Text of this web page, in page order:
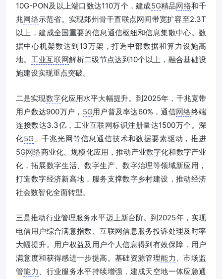
10G-PON及以上端口数达110万个，建成5G精品网络和千
兆网络示范省。实现郑州骨干直联点网间带宽扩容至2.3T
以上，建成全国重要的信息通信枢纽和信息集散中心。数
据中心机架数达到13万架，打造中部数据和算力设施高
地。 工业互联网解析二级节点达到10个以上，融合基础设
施建设实现重点突破。
二是实现数字化应用水平大幅提升。到2025年，千兆宽带
用户数达900万户， 5G用户普及率达60%，通信网络终端
连接数达3.3亿， 工业互联网标识注册量达1500万个。深
化5G、千兆光网等信息通信技术和数据要素驱动，推进
5G网络商业化、规模化应用，推动产业数字化和数字产业
化，拓展数字生活、数字生产、数字治理等领域新应用，
打造数字经济新高地，服务支撑数字乡村建设，推动经济
社会数智化全面转型。
三是推动行业管理服务水平迈上新台阶。到2025年，实现
电信用户综合满意指数、互联网信息服务投诉处理及时率
大幅提升。用户权益及用户个人信息得到有效保障，用户
满意度和获得感进一步提高。基础资源管理能力 、市场监
管能力
、行业服务水平持续增强，建成天空地一体应急通